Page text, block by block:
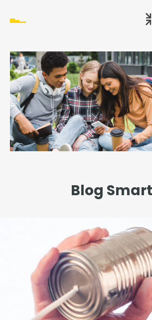
Blog Smart